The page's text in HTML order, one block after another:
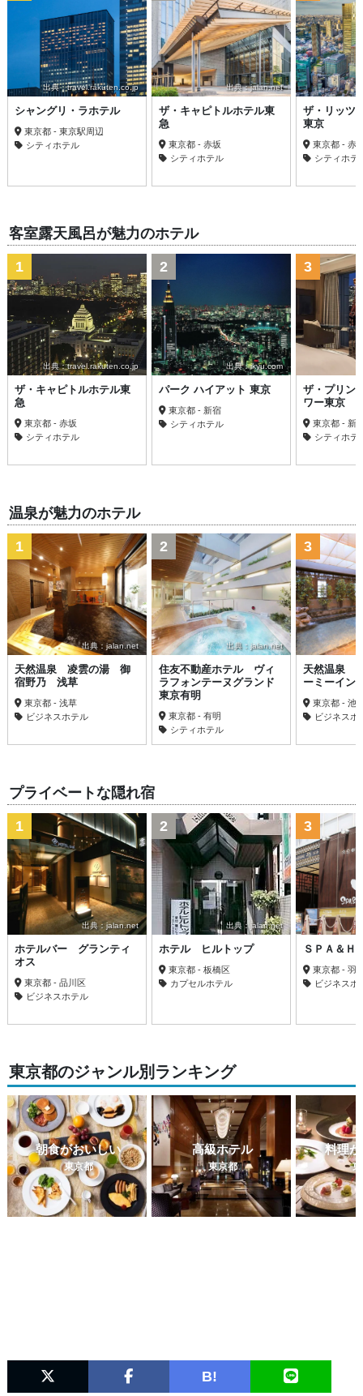
出典：travel.rakuten.co.jp
シャングリ・ラホテル
東京都 - 東京駅周辺
シティホテル
出典：jalan.net
ザ・キャピトルホテル東
急
東京都 - 赤坂
シティホテル
ザ・リッツ
東京
東京都 - 赤
シティホテ
客室露天風呂が魅力のホテル
出典：travel.rakuten.co.jp
1
ザ・キャピトルホテル東
急
東京都 - 赤坂
シティホテル
出典：ikyu.com
2
パーク ハイアット 東京
東京都 - 新宿
シティホテル
3
ザ・プリン
ワー東京
東京都 - 新
シティホテ
温泉が魅力のホテル
出典：jalan.net
1
天然温泉 凌雲の湯 御
宿野乃 浅草
東京都 - 浅草
ビジネスホテル
出典：jalan.net
2
住友不動産ホテル ヴィ
ラフォンテーヌグランド
東京有明
東京都 - 有明
シティホテル
3
天然温泉
ーミーイン
東京都 - 池
ビジネスホ
プライベートな隠れ宿
出典：jalan.net
1
ホテルバー グランティ
オス
東京都 - 品川区
ビジネスホテル
出典：jalan.net
2
ホテル ヒルトップ
東京都 - 板橋区
カプセルホテル
3
ＳＰＡ＆
東京都 - 羽
ビジネスホ
東京都のジャンル別ランキング
朝食がおいしい
東京都
高級ホテル
東京都
料理
B!